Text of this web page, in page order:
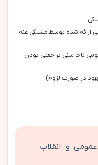
ارائه شده توسط مشتکی عنه
ناجا مبنی بر جعلی بودن
در صورت لزوم).
و انقلاب